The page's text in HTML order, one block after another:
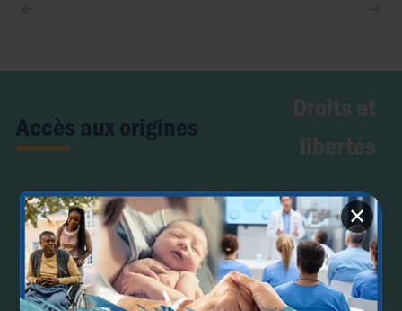
✕
Accès aux origines
Droits et
libertés